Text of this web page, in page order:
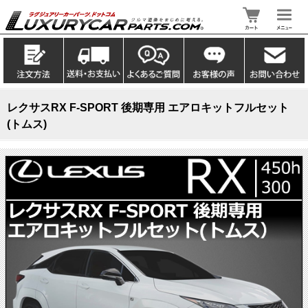
レクサスRX F-SPORT 後期専用 エアロキットフルセット
(トムス)